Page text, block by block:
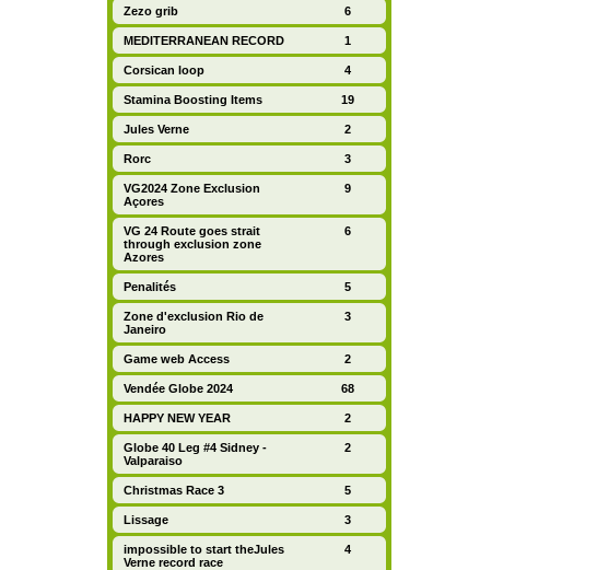
Zezo grib 6
MEDITERRANEAN RECORD 1
Corsican loop 4
Stamina Boosting Items 19
Jules Verne 2
Rorc 3
VG2024 Zone Exclusion
Açores
9
VG 24 Route goes strait
through exclusion zone
Azores
6
Penalités 5
Zone d'exclusion Rio de
Janeiro
3
Game web Access 2
Vendée Globe 2024 68
HAPPY NEW YEAR 2
Globe 40 Leg #4 Sidney -
Valparaiso
2
Christmas Race 3 5
Lissage 3
impossible to start theJules
Verne record race
4